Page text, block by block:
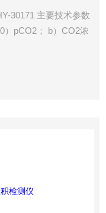
30171 主要技术参数
）pCO2； b）CO2浓